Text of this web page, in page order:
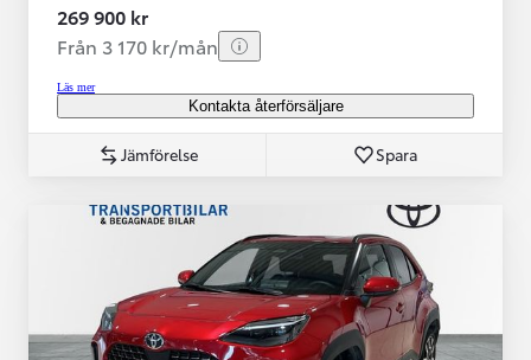
269 900 kr
Från 3 170 kr/mån
Läs mer
Kontakta återförsäljare
Jämförelse Spara